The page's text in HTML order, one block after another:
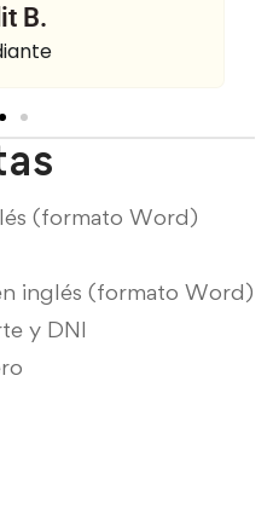
B.
(formato Word)
inglés (formato Word)
y DNI